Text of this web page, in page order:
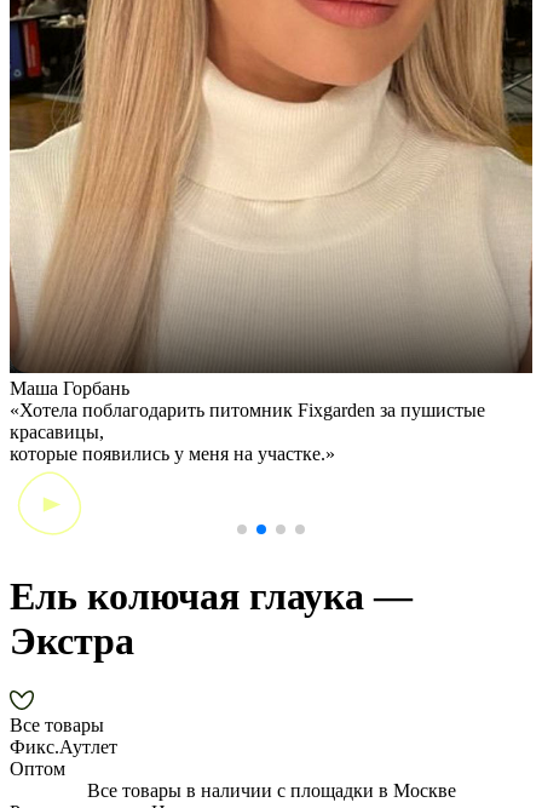
Маша Горбань
«Хотела поблагодарить питомник Fixgarden за пушистые
красавицы,
которые появились у меня на участке.»
Ель колючая глаука —
Экстра
Все товары
Фикс.Аутлет
Оптом
Все товары в наличии с площадки в Москве